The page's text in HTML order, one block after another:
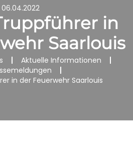
06.04.2022
in
Saarlouis
Aktuelle Informationen
in der Feuerwehr Saarlouis